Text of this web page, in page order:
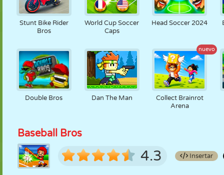
Stunt Bike Rider
Bros
World Cup Soccer
Caps
Head Soccer 2024
Double Bros Dan The Man
nuevo
Collect Brainrot
Arena
Baseball Bros
4.3 Insertar